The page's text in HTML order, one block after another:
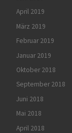
April 2019
März 2019
Februar 2019
Januar 2019
Oktober 2018
September 2018
Juni 2018
Mai 2018
April 2018